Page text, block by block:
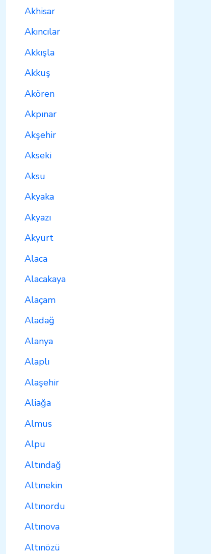
Akhisar
Akıncılar
Akkışla
Akkuş
Akören
Akpınar
Akşehir
Akseki
Aksu
Akyaka
Akyazı
Akyurt
Alaca
Alacakaya
Alaçam
Aladağ
Alanya
Alaplı
Alaşehir
Aliağa
Almus
Alpu
Altındağ
Altınekin
Altınordu
Altınova
Altınözü